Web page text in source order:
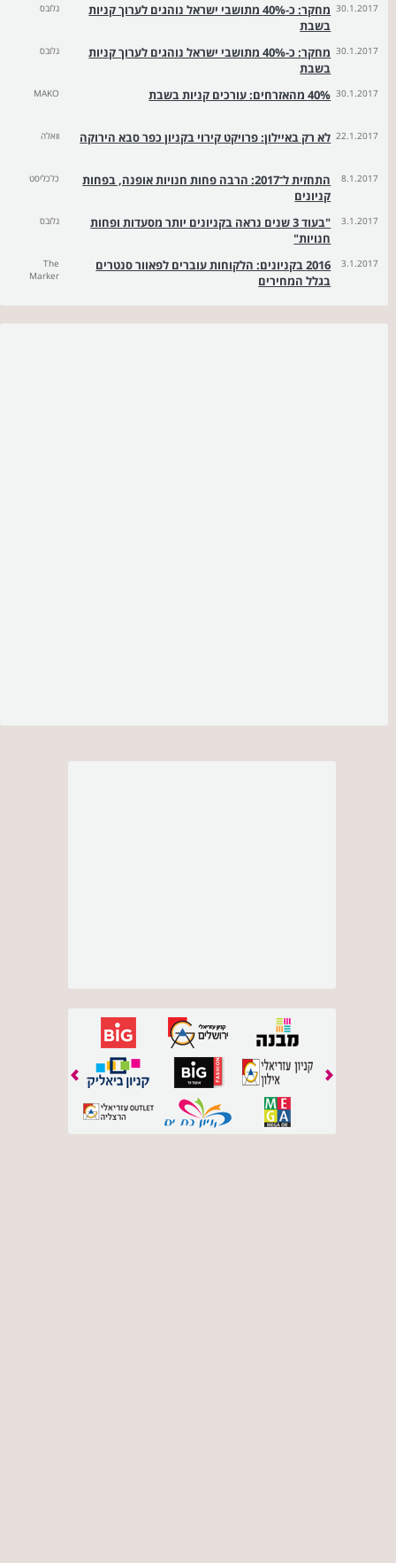
30.1.2017
מחקר: כ-40% מתושבי ישראל נוהגים לערוך קניות
בשבת
גלובס
30.1.2017
מחקר: כ-40% מתושבי ישראל נוהגים לערוך קניות
בשבת
גלובס
30.1.2017 40% מהאזרחים: עורכים קניות בשבת MAKO
22.1.2017 לא רק באיילון: פרויקט קירוי בקניון כפר סבא הירוקה וואלה
8.1.2017
התחזית ל־2017: הרבה פחות חנויות אופנה, בפחות
קניונים
כלכליסט
3.1.2017
"בעוד 3 שנים נראה בקניונים יותר מסעדות ופחות
חנויות"
גלובס
3.1.2017
2016 בקניונים: הלקוחות עוברים לפאוור סנטרים
בגלל המחירים
The
Marker